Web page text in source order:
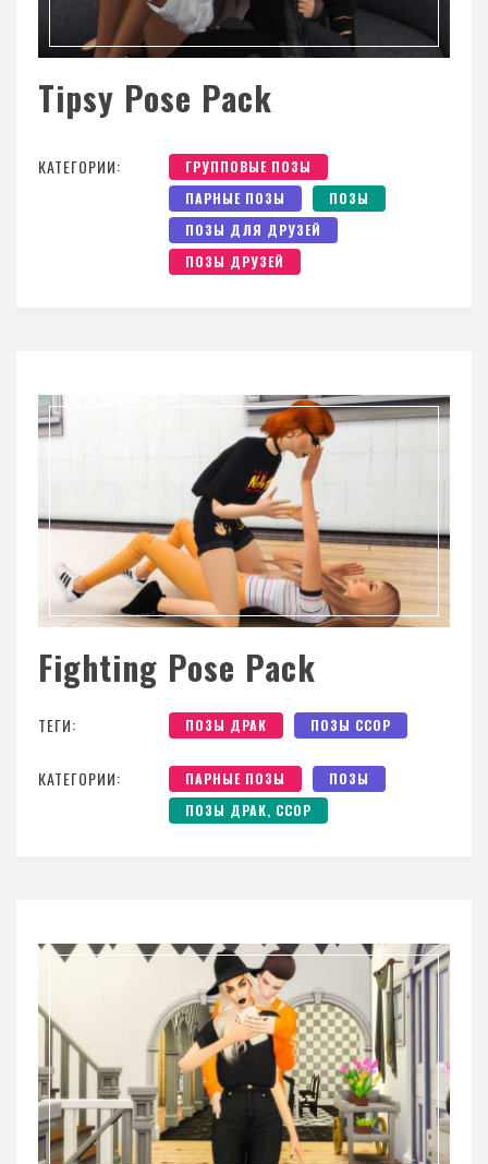
Tipsy Pose Pack
КАТЕГОРИИ:
ГРУППОВЫЕ ПОЗЫ
ПАРНЫЕ ПОЗЫ
ПОЗЫ
ПОЗЫ ДЛЯ ДРУЗЕЙ
ПОЗЫ ДРУЗЕЙ
Fighting Pose Pack
ТЕГИ: ПОЗЫ ДРАК ПОЗЫ ССОР
КАТЕГОРИИ: ПАРНЫЕ ПОЗЫ
ПОЗЫ
ПОЗЫ ДРАК, ССОР